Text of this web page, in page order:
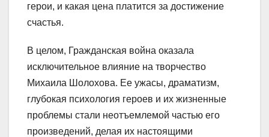
герои, и какая цена платится за достижение
счастья.
В целом, Гражданская война оказала
исключительное влияние на творчество
Михаила Шолохова. Ее ужасы, драматизм,
глубокая психология героев и их жизненные
проблемы стали неотъемлемой частью его
произведений, делая их настоящими